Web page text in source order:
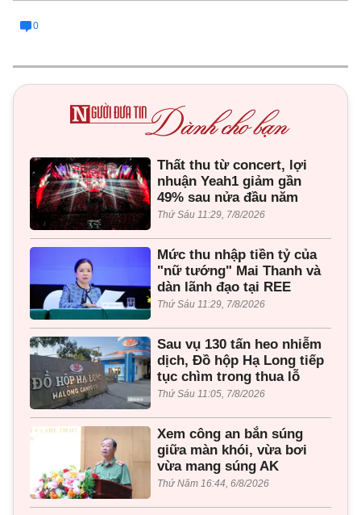
0
Thất thu từ concert, lợi
nhuận Yeah1 giảm gần
49% sau nửa đầu năm
Thứ Sáu 11:29, 7/8/2026
Mức thu nhập tiền tỷ của
"nữ tướng" Mai Thanh và
dàn lãnh đạo tại REE
Thứ Sáu 11:29, 7/8/2026
Sau vụ 130 tấn heo nhiễm
dịch, Đồ hộp Hạ Long tiếp
tục chìm trong thua lỗ
Thứ Sáu 11:05, 7/8/2026
Xem công an bắn súng
giữa màn khói, vừa bơi
vừa mang súng AK
Thứ Năm 16:44, 6/8/2026